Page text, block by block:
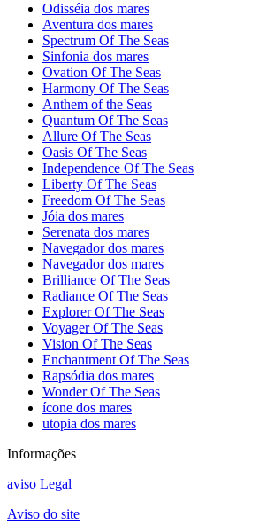
Odisséia dos mares
Aventura dos mares
Spectrum Of The Seas
Sinfonia dos mares
Ovation Of The Seas
Harmony Of The Seas
Anthem of the Seas
Quantum Of The Seas
Allure Of The Seas
Oasis Of The Seas
Independence Of The Seas
Liberty Of The Seas
Freedom Of The Seas
Jóia dos mares
Serenata dos mares
Navegador dos mares
Navegador dos mares
Brilliance Of The Seas
Radiance Of The Seas
Explorer Of The Seas
Voyager Of The Seas
Vision Of The Seas
Enchantment Of The Seas
Rapsódia dos mares
Wonder Of The Seas
ícone dos mares
utopia dos mares
Informações
aviso Legal
Aviso do site